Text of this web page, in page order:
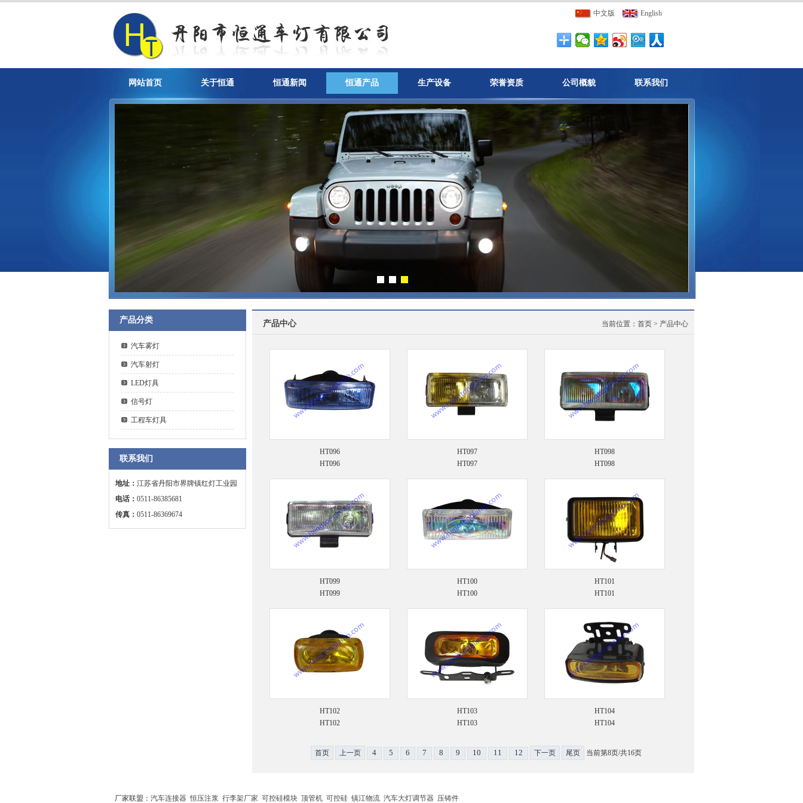
中文版 English
网站首页 关于恒通 恒通新闻 恒通产品 生产设备 荣誉资质 公司概貌 联系我们
产品分类
汽车雾灯
汽车射灯
LED灯具
信号灯
工程车灯具
联系我们
地址： 江苏省丹阳市界牌镇红灯工业园
电话： 0511-86385681
传真： 0511-86369674
当前位置： 首页 > 产品中心
产品中心
HT096
HT096
HT097
HT097
HT098
HT098
HT099
HT099
HT100
HT100
HT101
HT101
HT102
HT102
HT103
HT103
HT104
HT104
首页 上一页 4 5 6 7 8 9 10 11 12 下一页 尾页 当前第8页/共16页
厂家联盟： 汽车连接器 恒压注浆 行李架厂家 可控硅模块 顶管机 可控硅 镇江物流 汽车大灯调节器 压铸件